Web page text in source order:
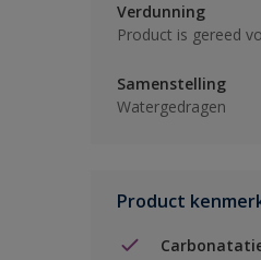
Verdunning
Product is gereed
Samenstelling
Watergedragen
Product